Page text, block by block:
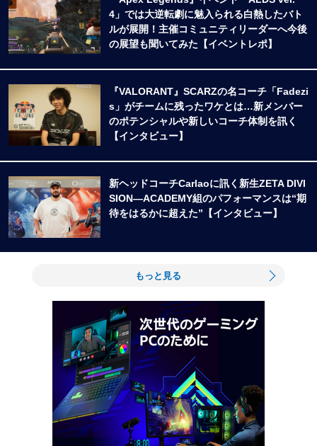
4」では大逆転劇に魅入られる白熱したバト
ルが展開！主催コミュニティリーダーへ今後
の展望も聞いてみた【イベントレポ】
『VALORANT』SCARZの名コーチ「Fadezi
s」がチームに残ったワケとは…新メンバー
のポテンシャルや新しいコーチ体制を訊く
【インタビュー】
新ヘッドコーチCarlaoに訊く新生ZETA DIVI
SION―ACADEMY組のパフォーマンスは“期
待をはるかに超えた”【インタビュー】
もっと見る